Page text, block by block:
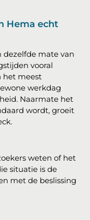
Hema echt
mate van
vooral
het meest
werkdag
Naarmate het
wordt, groeit
weten of het
situatie is de
met de beslissing